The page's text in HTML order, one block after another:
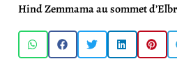
Hind Zemmama au sommet